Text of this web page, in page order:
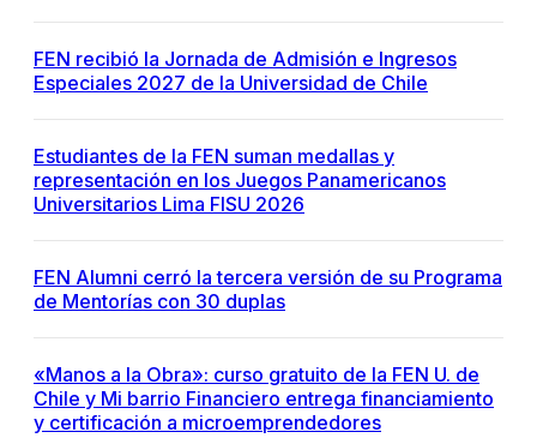
FEN recibió la Jornada de Admisión e Ingresos
Especiales 2027 de la Universidad de Chile
Estudiantes de la FEN suman medallas y
representación en los Juegos Panamericanos
Universitarios Lima FISU 2026
FEN Alumni cerró la tercera versión de su Programa
de Mentorías con 30 duplas
«Manos a la Obra»: curso gratuito de la FEN U. de
Chile y Mi barrio Financiero entrega financiamiento
y certificación a microemprendedores